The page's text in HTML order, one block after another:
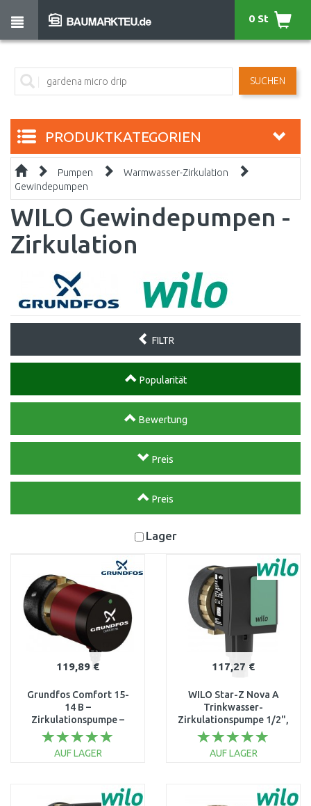
SUCHEN
0 St
PRODUKTKATEGORIEN
Pumpen
Warmwasser-Zirkulation
Gewindepumpen
WILO Gewindepumpen -
Zirkulation
FILTR
Popularität
Bewertung
Preis
Preis
Lager
119,89 €
Grundfos Comfort 15-
14 B –
Zirkulationspumpe –
Warmwasser sofort
97989265
AUF LAGER
117,27 €
WILO Star-Z Nova A
Trinkwasser-
Zirkulationspumpe 1/2",
138 mm, 4132751
(4132761)
AUF LAGER